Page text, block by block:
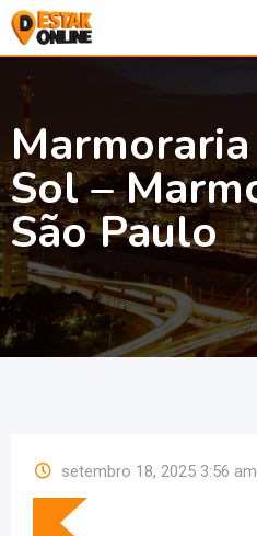
Sol –
São Paulo
setembro 18, 2025 3:56 am